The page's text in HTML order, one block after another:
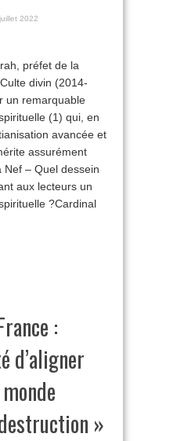
2022
préfet de la
divin (2014-
un remarquable
(1) qui, en
avancée et
assurément
Nef – Quel dessein
aux lecteurs un
?Cardinal
:
d’aligner
»